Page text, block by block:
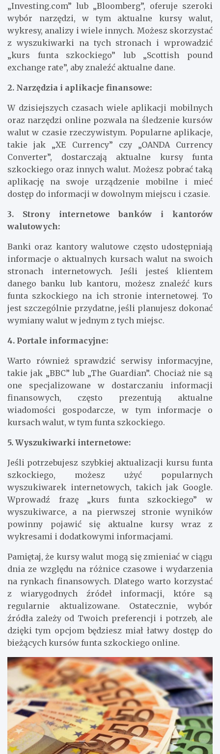
„Investing.com” lub „Bloomberg”, oferuje szeroki
wybór narzędzi, w tym aktualne kursy walut,
wykresy, analizy i wiele innych. Możesz skorzystać
z wyszukiwarki na tych stronach i wprowadzić
„kurs funta szkockiego” lub „Scottish pound
exchange rate”, aby znaleźć aktualne dane.
2. Narzędzia i aplikacje finansowe:
W dzisiejszych czasach wiele aplikacji mobilnych
oraz narzędzi online pozwala na śledzenie kursów
walut w czasie rzeczywistym. Popularne aplikacje,
takie jak „XE Currency” czy „OANDA Currency
Converter”, dostarczają aktualne kursy funta
szkockiego oraz innych walut. Możesz pobrać taką
aplikację na swoje urządzenie mobilne i mieć
dostęp do informacji w dowolnym miejscu i czasie.
3. Strony internetowe banków i kantorów
walutowych:
Banki oraz kantory walutowe często udostępniają
informacje o aktualnych kursach walut na swoich
stronach internetowych. Jeśli jesteś klientem
danego banku lub kantoru, możesz znaleźć kurs
funta szkockiego na ich stronie internetowej. To
jest szczególnie przydatne, jeśli planujesz dokonać
wymiany walut w jednym z tych miejsc.
4. Portale informacyjne:
Warto również sprawdzić serwisy informacyjne,
takie jak „BBC” lub „The Guardian”. Chociaż nie są
one specjalizowane w dostarczaniu informacji
finansowych, często prezentują aktualne
wiadomości gospodarcze, w tym informacje o
kursach walut, w tym funta szkockiego.
5. Wyszukiwarki internetowe:
Jeśli potrzebujesz szybkiej aktualizacji kursu funta
szkockiego, możesz użyć popularnych
wyszukiwarek internetowych, takich jak Google.
Wprowadź frazę „kurs funta szkockiego” w
wyszukiwarce, a na pierwszej stronie wyników
powinny pojawić się aktualne kursy wraz z
wykresami i dodatkowymi informacjami.
Pamiętaj, że kursy walut mogą się zmieniać w ciągu
dnia ze względu na różnice czasowe i wydarzenia
na rynkach finansowych. Dlatego warto korzystać
z wiarygodnych źródeł informacji, które są
regularnie aktualizowane. Ostatecznie, wybór
źródła zależy od Twoich preferencji i potrzeb, ale
dzięki tym opcjom będziesz miał łatwy dostęp do
bieżących kursów funta szkockiego online.